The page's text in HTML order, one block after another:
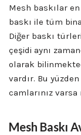
Mesh baskılar
baskı ile tüm
Diğer baskı
çeşidi aynı
olarak
vardır. Bu
camlarınız
Mesh Baskı